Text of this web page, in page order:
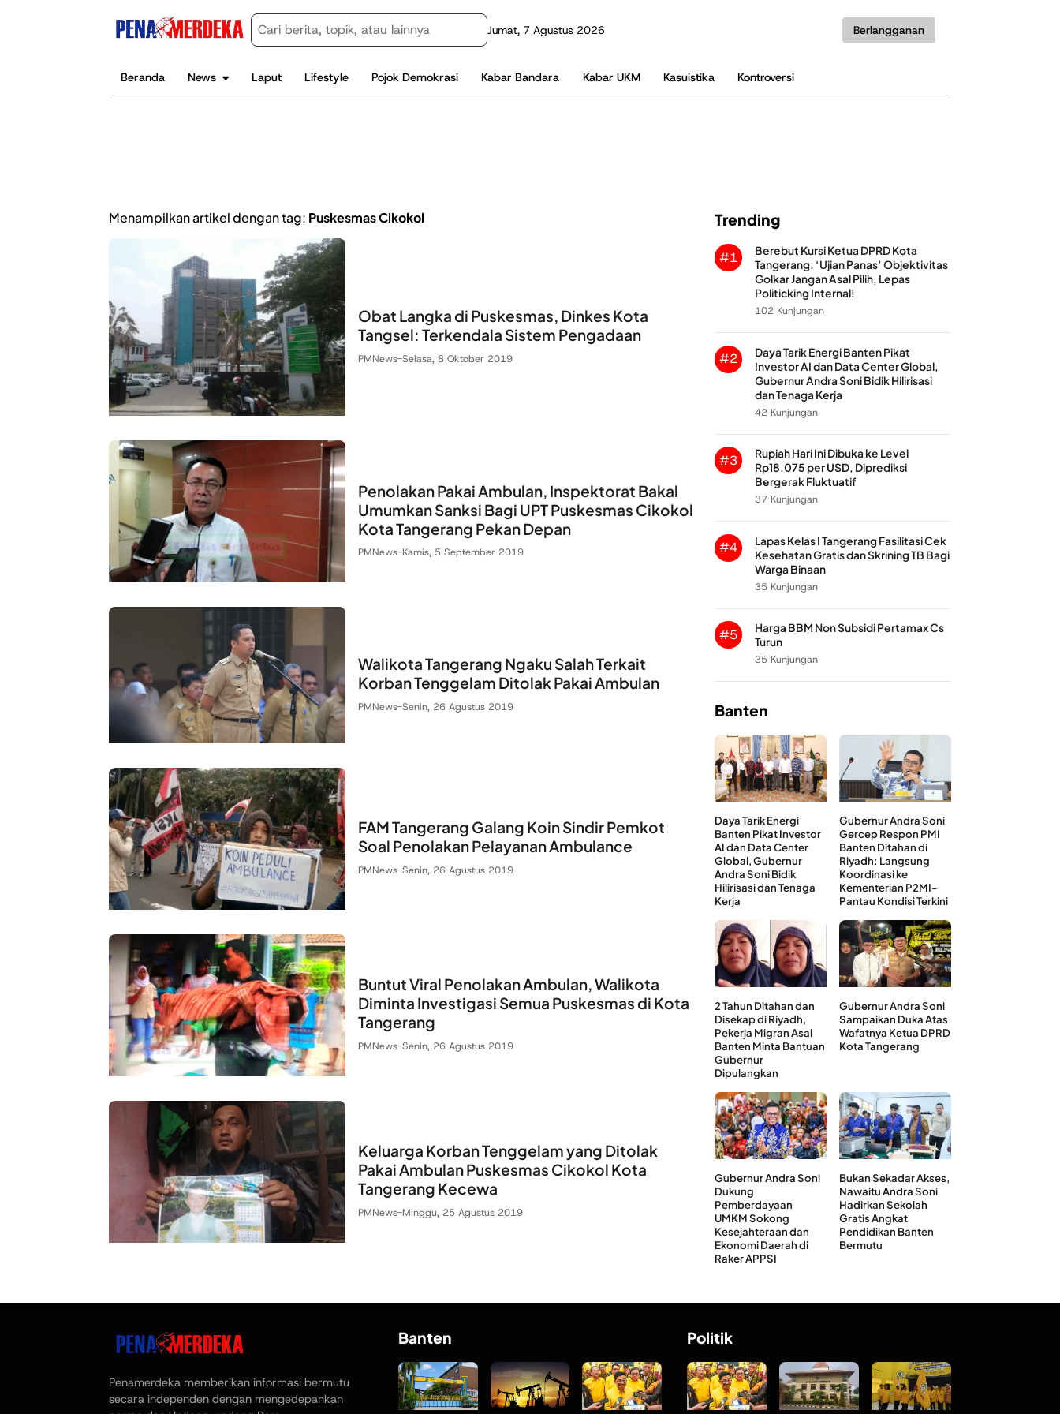
Jumat, 7 Agustus 2026 Berlangganan
Beranda News Laput Lifestyle Pojok Demokrasi Kabar Bandara Kabar UKM Kasuistika Kontroversi
Menampilkan artikel dengan tag: Puskesmas Cikokol
Obat Langka di Puskesmas, Dinkes Kota
Tangsel: Terkendala Sistem Pengadaan
PMNews-Selasa, 8 Oktober 2019
Penolakan Pakai Ambulan, Inspektorat Bakal
Umumkan Sanksi Bagi UPT Puskesmas Cikokol
Kota Tangerang Pekan Depan
PMNews-Kamis, 5 September 2019
Walikota Tangerang Ngaku Salah Terkait
Korban Tenggelam Ditolak Pakai Ambulan
PMNews-Senin, 26 Agustus 2019
FAM Tangerang Galang Koin Sindir Pemkot
Soal Penolakan Pelayanan Ambulance
PMNews-Senin, 26 Agustus 2019
Buntut Viral Penolakan Ambulan, Walikota
Diminta Investigasi Semua Puskesmas di Kota
Tangerang
PMNews-Senin, 26 Agustus 2019
Keluarga Korban Tenggelam yang Ditolak
Pakai Ambulan Puskesmas Cikokol Kota
Tangerang Kecewa
PMNews-Minggu, 25 Agustus 2019
Trending
#1
Berebut Kursi Ketua DPRD Kota
Tangerang: ‘Ujian Panas’ Objektivitas
Golkar Jangan Asal Pilih, Lepas
Politicking Internal!
102 Kunjungan
#2
Daya Tarik Energi Banten Pikat
Investor AI dan Data Center Global,
Gubernur Andra Soni Bidik Hilirisasi
dan Tenaga Kerja
42 Kunjungan
#3
Rupiah Hari Ini Dibuka ke Level
Rp18.075 per USD, Diprediksi
Bergerak Fluktuatif
37 Kunjungan
#4
Lapas Kelas I Tangerang Fasilitasi Cek
Kesehatan Gratis dan Skrining TB Bagi
Warga Binaan
35 Kunjungan
#5
Harga BBM Non Subsidi Pertamax Cs
Turun
35 Kunjungan
Banten
Daya Tarik Energi
Banten Pikat Investor
AI dan Data Center
Global, Gubernur
Andra Soni Bidik
Hilirisasi dan Tenaga
Kerja
Gubernur Andra Soni
Gercep Respon PMI
Banten Ditahan di
Riyadh: Langsung
Koordinasi ke
Kementerian P2MI-
Pantau Kondisi Terkini
2 Tahun Ditahan dan
Disekap di Riyadh,
Pekerja Migran Asal
Banten Minta Bantuan
Gubernur
Dipulangkan
Gubernur Andra Soni
Sampaikan Duka Atas
Wafatnya Ketua DPRD
Kota Tangerang
Gubernur Andra Soni
Dukung
Pemberdayaan
UMKM Sokong
Kesejahteraan dan
Ekonomi Daerah di
Raker APPSI
Bukan Sekadar Akses,
Nawaitu Andra Soni
Hadirkan Sekolah
Gratis Angkat
Pendidikan Banten
Bermutu
Penamerdeka memberikan informasi bermutu
secara independen dengan mengedepankan
Banten Politik